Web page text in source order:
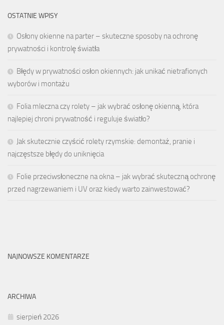
OSTATNIE WPISY
Osłony okienne na parter – skuteczne sposoby na ochronę
prywatności i kontrolę światła
Błędy w prywatności osłon okiennych: jak unikać nietrafionych
wyborów i montażu
Folia mleczna czy rolety – jak wybrać osłonę okienną, która
najlepiej chroni prywatność i reguluje światło?
Jak skutecznie czyścić rolety rzymskie: demontaż, pranie i
najczęstsze błędy do uniknięcia
Folie przeciwsłoneczne na okna – jak wybrać skuteczną ochronę
przed nagrzewaniem i UV oraz kiedy warto zainwestować?
NAJNOWSZE KOMENTARZE
ARCHIWA
sierpień 2026